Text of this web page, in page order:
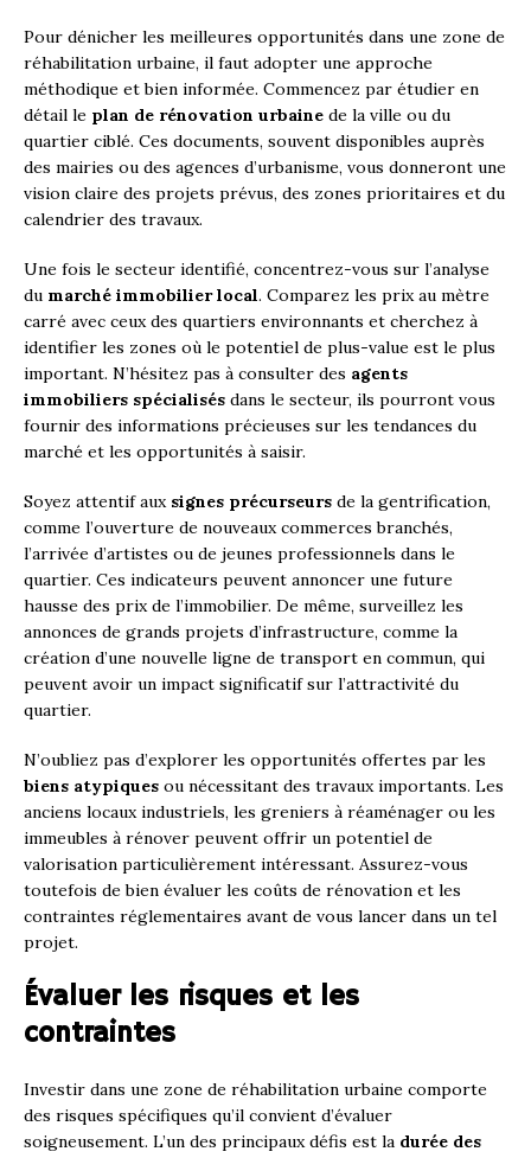
Pour dénicher les meilleures opportunités dans une zone de
réhabilitation urbaine, il faut adopter une approche
méthodique et bien informée. Commencez par étudier en
détail le plan de rénovation urbaine de la ville ou du
quartier ciblé. Ces documents, souvent disponibles auprès
des mairies ou des agences d’urbanisme, vous donneront une
vision claire des projets prévus, des zones prioritaires et du
calendrier des travaux.
Une fois le secteur identifié, concentrez-vous sur l’analyse
du marché immobilier local. Comparez les prix au mètre
carré avec ceux des quartiers environnants et cherchez à
identifier les zones où le potentiel de plus-value est le plus
important. N’hésitez pas à consulter des agents
immobiliers spécialisés dans le secteur, ils pourront vous
fournir des informations précieuses sur les tendances du
marché et les opportunités à saisir.
Soyez attentif aux signes précurseurs de la gentrification,
comme l’ouverture de nouveaux commerces branchés,
l’arrivée d’artistes ou de jeunes professionnels dans le
quartier. Ces indicateurs peuvent annoncer une future
hausse des prix de l’immobilier. De même, surveillez les
annonces de grands projets d’infrastructure, comme la
création d’une nouvelle ligne de transport en commun, qui
peuvent avoir un impact significatif sur l’attractivité du
quartier.
N’oubliez pas d’explorer les opportunités offertes par les
biens atypiques ou nécessitant des travaux importants. Les
anciens locaux industriels, les greniers à réaménager ou les
immeubles à rénover peuvent offrir un potentiel de
valorisation particulièrement intéressant. Assurez-vous
toutefois de bien évaluer les coûts de rénovation et les
contraintes réglementaires avant de vous lancer dans un tel
projet.
Évaluer les risques et les
contraintes
Investir dans une zone de réhabilitation urbaine comporte
des risques spécifiques qu’il convient d’évaluer
soigneusement. L’un des principaux défis est la durée des